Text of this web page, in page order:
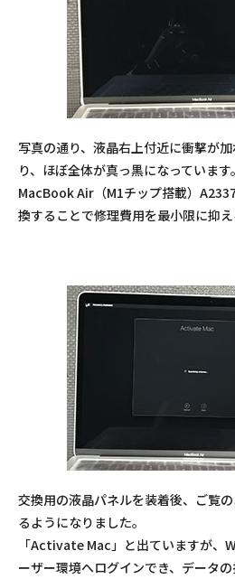
写真の通り、液晶右上付近に衝撃が
り、ほぼ全体が真っ黒になっています。
MacBook Air（M1チップ搭載）
換することで修理費用を最小限に抑え
交換用の液晶パネルを装着後、ご覧
るようになりました。
「Activate Mac」と出ていますが、
ーザー環境へログインでき、データの